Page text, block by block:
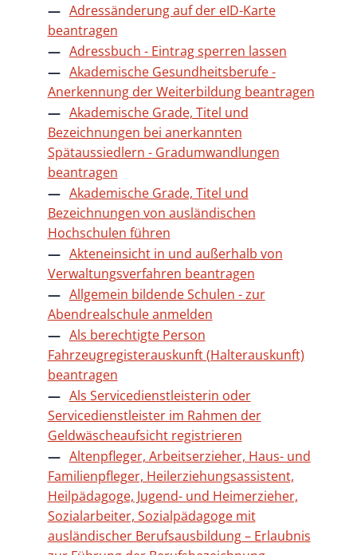
Adressänderung auf der eID-Karte
beantragen
Adressbuch - Eintrag sperren lassen
Akademische Gesundheitsberufe -
Anerkennung der Weiterbildung beantragen
Akademische Grade, Titel und
Bezeichnungen bei anerkannten
Spätaussiedlern - Gradumwandlungen
beantragen
Akademische Grade, Titel und
Bezeichnungen von ausländischen
Hochschulen führen
Akteneinsicht in und außerhalb von
Verwaltungsverfahren beantragen
Allgemein bildende Schulen - zur
Abendrealschule anmelden
Als berechtigte Person
Fahrzeugregisterauskunft (Halterauskunft)
beantragen
Als Servicedienstleisterin oder
Servicedienstleister im Rahmen der
Geldwäscheaufsicht registrieren
Altenpfleger, Arbeitserzieher, Haus- und
Familienpfleger, Heilerziehungsassistent,
Heilpädagoge, Jugend- und Heimerzieher,
Sozialarbeiter, Sozialpädagoge mit
ausländischer Berufsausbildung – Erlaubnis